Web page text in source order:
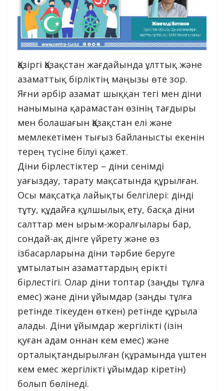
Қазіргі Қазақстан жағдайында ұлттық және
азаматтық бірліктің маңызы өте зор.
Яғни әрбір азамат шыққан тегі мен діни
нанымына қарамастан өзінің тағдыры
мен болашағын Қазақстан елі және
мемлекетімен тығыз байланысты екенін
терең түсіне білуі қажет.
Діни бірлестіктер – діни сенімді
уағыздау, тарату мақсатында құрылған.
Осы мақсатқа лайықты белгілері: дінді
тұту, құдайға құлшылық ету, басқа діни
салттар мен ырым-жоралғылары бар,
сондай-ақ дінге үйрету және өз
ізбасарларына діни тәрбие беруге
ұмтылатын азаматтардың ерікті
бірлестігі. Олар діни топтар (заңды тұлға
емес) және діни ұйымдар (заңды тұлға
ретінде тікеуден өткен) ретінде құрыла
алады. Діни ұйымдар жергілікті (ізін
қуған адам оннан кем емес) және
орталықтандырылған (құрамында үштен
кем емес жергілікті ұйымдар кіретін)
болып бөлінеді.